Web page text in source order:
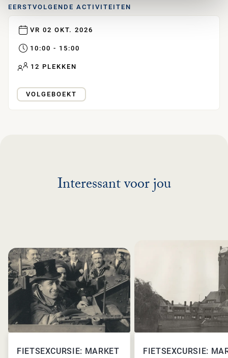
EERSTVOLGENDE ACTIVITEITEN
VR 02 OKT. 2026
10:00 - 15:00
12 PLEKKEN
VOLGEBOEKT
Interessant voor jou
FIETSEXCURSIE: MARKET
FIETSEXCURSIE: